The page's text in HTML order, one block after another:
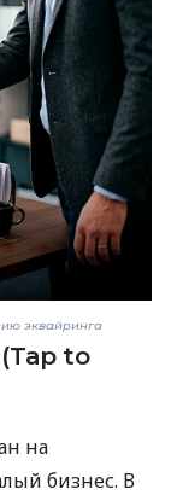
эквайринга
to
на
бизнес. В